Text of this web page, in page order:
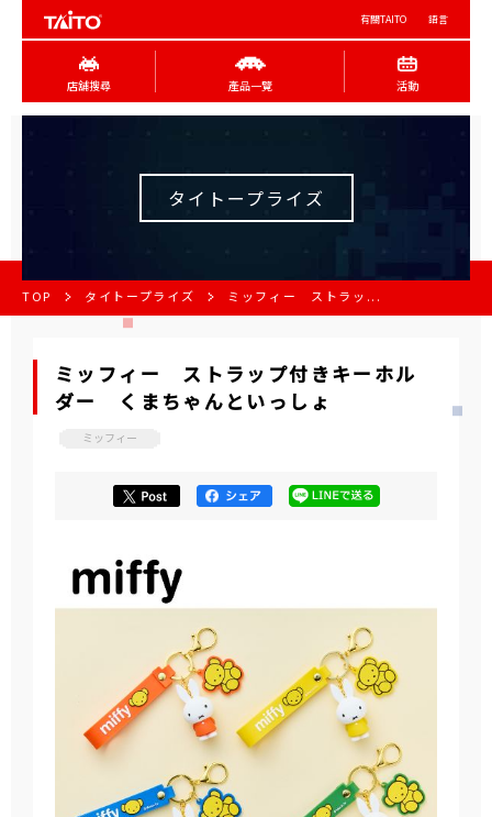
有關TAITO 語言
店舖搜尋 產品一覽 活動
タイトープライズ
TOP タイトープライズ ミッフィー ストラッ...
ミッフィー ストラップ付きキーホル
ダー くまちゃんといっしょ
ミッフィー